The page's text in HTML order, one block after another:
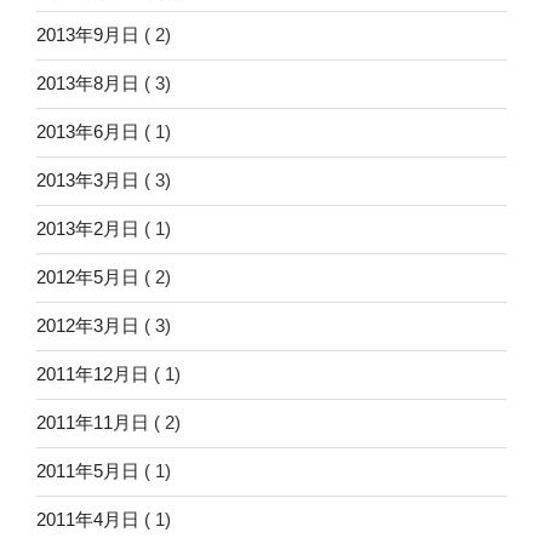
2013年9月日 ( 2)
2013年8月日 ( 3)
2013年6月日 ( 1)
2013年3月日 ( 3)
2013年2月日 ( 1)
2012年5月日 ( 2)
2012年3月日 ( 3)
2011年12月日 ( 1)
2011年11月日 ( 2)
2011年5月日 ( 1)
2011年4月日 ( 1)